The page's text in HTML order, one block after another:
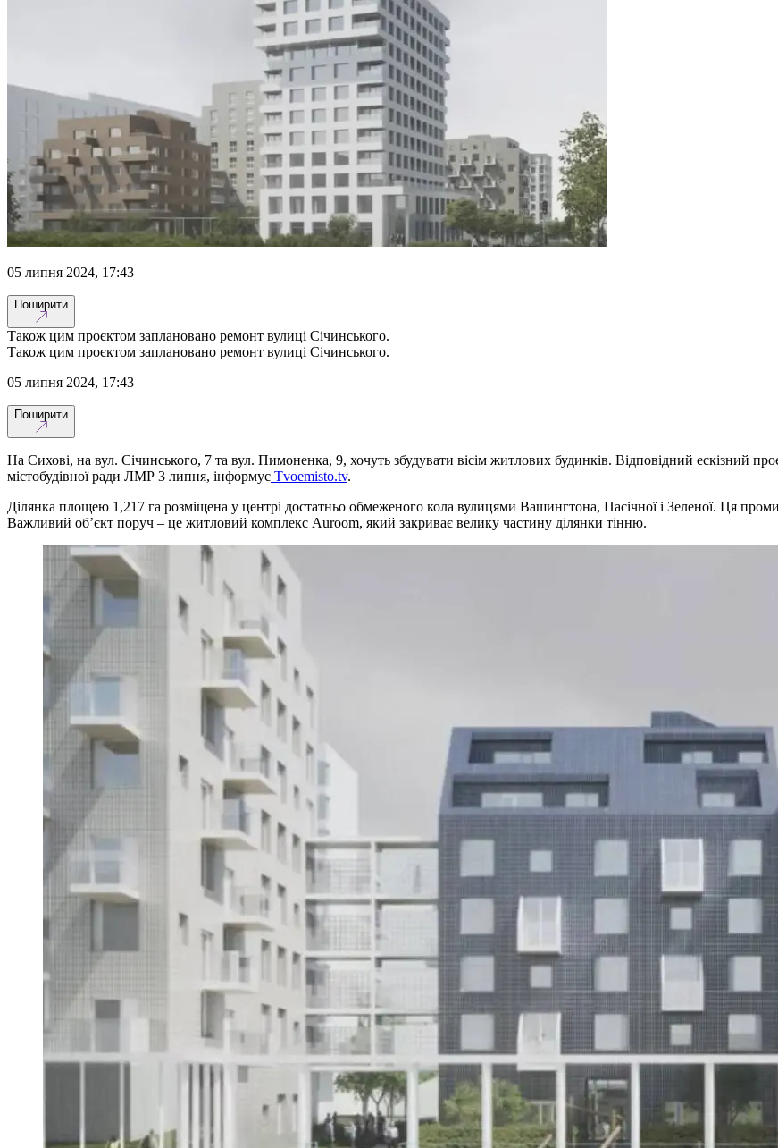
05 липня 2024, 17:43
Поширити
Також цим проєктом заплановано ремонт вулиці Січинського.
Також цим проєктом заплановано ремонт вулиці Січинського.
05 липня 2024, 17:43
Поширити
На Сихові, на вул. Січинського, 7 та вул. Пимоненка, 9, хочуть збудувати вісім житлових будинків. Відповідний ескізний
містобудівної ради ЛМР 3 липня, інформує Tvoemisto.tv.
Ділянка площею 1,217 га розміщена у центрі достатньо обмеженого кола вулицями Вашингтона, Пасічної і Зеленої. Ця
Важливий об’єкт поруч – це житловий комплекс Auroom, який закриває велику частину ділянки тінню.